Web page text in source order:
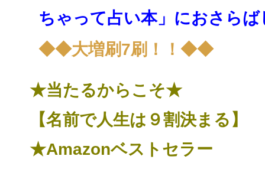
ちゃって占い本」におさら
◆◆大増刷7刷！！◆◆
★当たるからこそ★
【名前で人生は９割決まる】
★Amazonベストセラー